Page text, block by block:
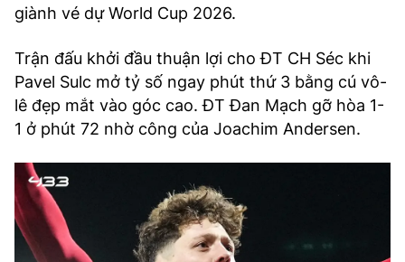
giành vé dự World Cup 2026.
Trận đấu khởi đầu thuận lợi cho ĐT CH Séc khi
Pavel Sulc mở tỷ số ngay phút thứ 3 bằng cú vô-
lê đẹp mắt vào góc cao. ĐT Đan Mạch gỡ hòa 1-
1 ở phút 72 nhờ công của Joachim Andersen.